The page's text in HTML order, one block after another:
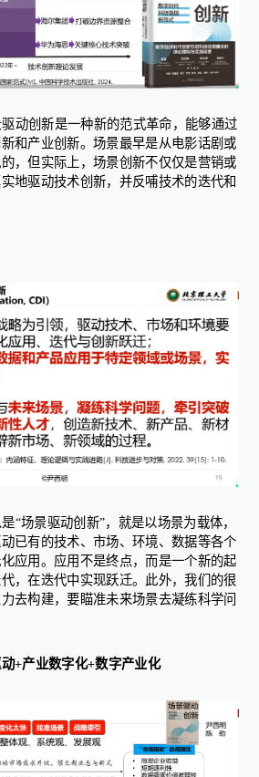
动创新是一种新的范式革命，能够通过
和产业创新。场景最早是从电影话剧或
，但实际上，场景创新不仅仅是营销或
地驱动技术创新，并反哺技术的迭代和
“场景驱动创新”，就是以场景为载体，
已有的技术、市场、环境、数据等各个
应用。应用不是终点，而是一个新的起
，在迭代中实现跃迁。此外，我们的很
去构建，要瞄准未来场景去凝练科学问
+产业数字化+数字产业化